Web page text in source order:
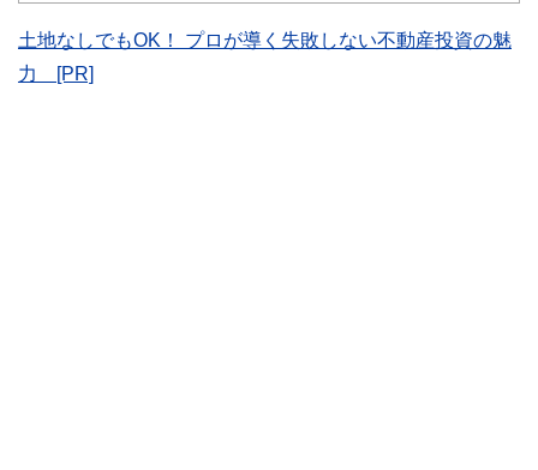
をわかりやすく発信している点です。
土地なしでもOK！ プロが導く失敗しない不動産投資の魅
力 [PR]